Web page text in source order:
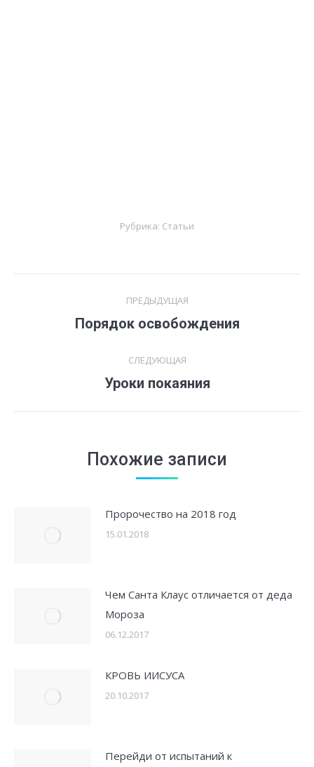
Рубрика: Статьи
ПРЕДЫДУЩАЯ
Предыдущая
Порядок освобождения
СЛЕДУЮЩАЯ
Следующая
Уроки покаяния
Похожие записи
Пророчество на 2018 год
15.01.2018
Чем Санта Клаус отличается от деда
Мороза
06.12.2017
КРОВЬ ИИСУСА
20.10.2017
Перейди от испытаний к